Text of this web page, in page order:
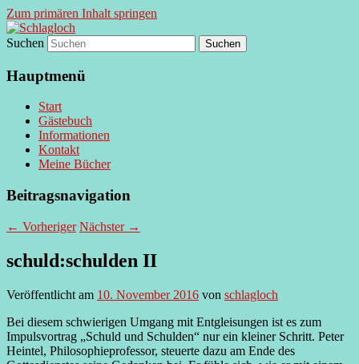
Zum primären Inhalt springen
Schlagloch
supersberger taggedanken
Suchen
Hauptmenü
Start
Gästebuch
Informationen
Kontakt
Meine Bücher
Beitragsnavigation
← Vorheriger Nächster →
schuld:schulden II
Veröffentlicht am 10. November 2016 von schlagloch
Bei diesem schwierigen Umgang mit Entgleisungen ist es zum
Impulsvortrag „Schuld und Schulden“ nur ein kleiner Schritt. Peter
Heintel, Philosophieprofessor, steuerte dazu am Ende des